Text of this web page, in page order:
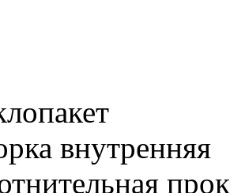
внутренняя